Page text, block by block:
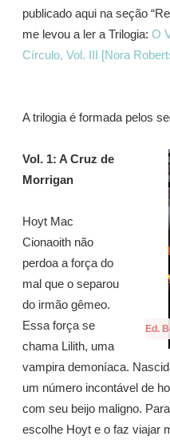
publicado aqui na seção
me levou a ler a Trilogia: O
Círculo, Vol. III [Nora
A trilogia é formada pelos
Ed.
Vol. 1: A Cruz de
Morrigan
Hoyt Mac
Cionaoith não
perdoa a força do
mal que o separou
do irmão gêmeo.
Essa força se
chama Lilith, uma
vampira demoníaca.
um número incontável de
com seu beijo maligno.
escolhe Hoyt e o faz viajar